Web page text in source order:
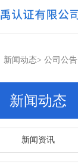
新闻动态> 公司公告
新闻动态
新闻资讯